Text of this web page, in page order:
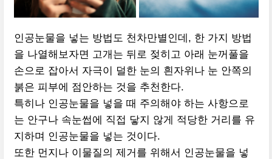
인공눈물을 넣는 방법도 천차만별인데, 한 가지 방법
을 나열해보자면 고개는 뒤로 젖히고 아래 눈꺼풀을
손으로 잡아서 자극이 덜한 눈의 흰자위나 눈 안쪽의
붉은 피부에 점안하는 것을 추천한다.
특히나 인공눈물을 넣을 때 주의해야 하는 사항으로
는 안구나 속눈썹에 직접 닿지 않게 적당한 거리를 유
지하며 인공눈물을 넣는 것이다.
또한 먼지나 이물질의 제거를 위해서 인공눈물을 넣